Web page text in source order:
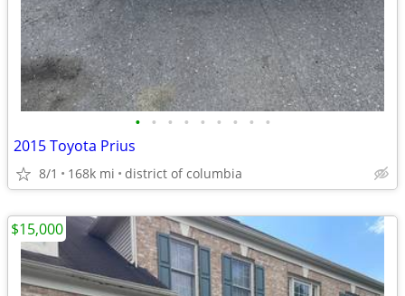
• • • • • • • • •
2015 Toyota Prius
8/1 168k mi district of columbia
$15,000